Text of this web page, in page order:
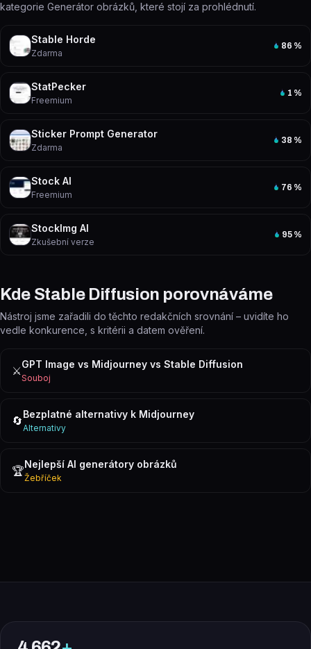
kategorie Generátor obrázků, které stojí za prohlédnutí.
Stable Horde
Zdarma
86 %
StatPecker
Freemium
1 %
Sticker Prompt Generator
Zdarma
38 %
Stock AI
Freemium
76 %
StockImg AI
Zkušební verze
95 %
Kde Stable Diffusion porovnáváme
Nástroj jsme zařadili do těchto redakčních srovnání – uvidíte ho
vedle konkurence, s kritérii a datem ověření.
⚔️GPT Image vs Midjourney vs Stable Diffusion
Souboj
🔄Bezplatné alternativy k Midjourney
Alternativy
🏆Nejlepší AI generátory obrázků
Žebříček